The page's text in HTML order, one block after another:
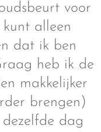
voor
alleen
dat ik ben
heb ik de
makkelijker
brengen)
dag